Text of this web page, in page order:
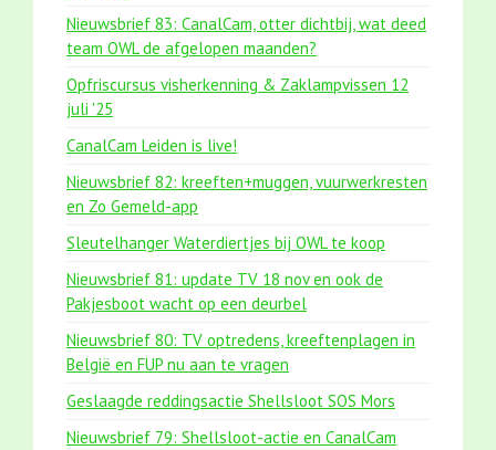
Nieuwsbrief 83: CanalCam, otter dichtbij, wat deed
team OWL de afgelopen maanden?
Opfriscursus visherkenning & Zaklampvissen 12
juli '25
CanalCam Leiden is live!
Nieuwsbrief 82: kreeften+muggen, vuurwerkresten
en Zo Gemeld-app
Sleutelhanger Waterdiertjes bij OWL te koop
Nieuwsbrief 81: update TV 18 nov en ook de
Pakjesboot wacht op een deurbel
Nieuwsbrief 80: TV optredens, kreeftenplagen in
België en FUP nu aan te vragen
Geslaagde reddingsactie Shellsloot SOS Mors
Nieuwsbrief 79: Shellsloot-actie en CanalCam